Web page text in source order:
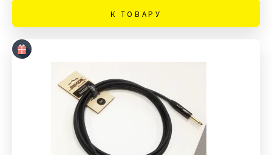
К ТОВАРУ